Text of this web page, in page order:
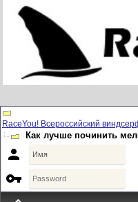
RaceYou! Всероссийский
Как лучше починить

